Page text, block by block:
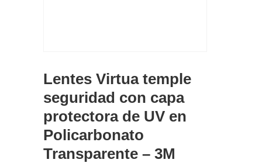
Lentes Virtua temple
seguridad con capa
protectora de UV en
Policarbonato
Transparente – 3M